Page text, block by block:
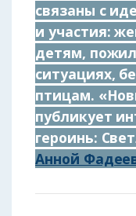
связаны с
и участия:
детям,
ситуациях,
птицам.
публикует
героинь:
Анной